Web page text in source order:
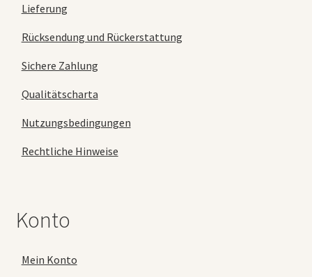
Lieferung
Rücksendung und Rückerstattung
Sichere Zahlung
Qualitätscharta
Nutzungsbedingungen
Rechtliche Hinweise
Konto
Mein Konto